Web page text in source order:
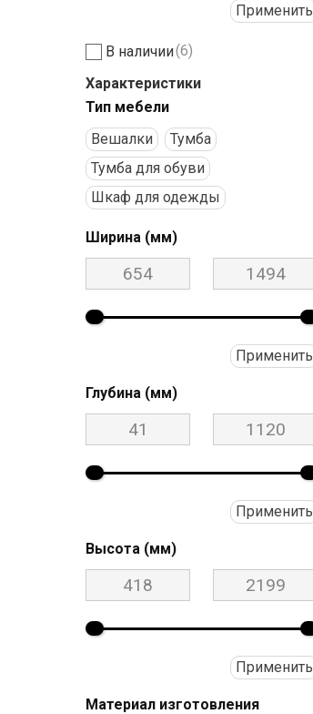
Применить
В наличии(6)
Характеристики
Тип мебели
Вешалки
Тумба
Тумба для обуви
Шкаф для одежды
Ширина (мм)
Применить
Глубина (мм)
Применить
Высота (мм)
Применить
Материал изготовления